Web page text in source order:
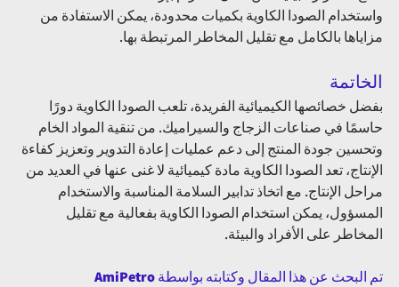
واستخدام الصودا الكاوية بكميات محدودة، يمكن الاستفادة من
مزاياها بالكامل مع تقليل المخاطر المرتبطة بها.
الخاتمة
بفضل خصائصها الكيميائية الفريدة، تلعب الصودا الكاوية دورًا
حاسمًا في صناعات الزجاج والسيراميك. من تنقية المواد الخام
وتحسين جودة المنتج إلى دعم عمليات إعادة التدوير وتعزيز كفاءة
الإنتاج، تعد الصودا الكاوية مادة كيميائية لا غنى عنها في العديد من
مراحل الإنتاج. مع اتخاذ تدابير السلامة المناسبة والاستخدام
المسؤول، يمكن استخدام الصودا الكاوية بفعالية مع تقليل
المخاطر على الأفراد والبيئة.
تم البحث عن هذا المقال وكتابته بواسطة AmiPetro